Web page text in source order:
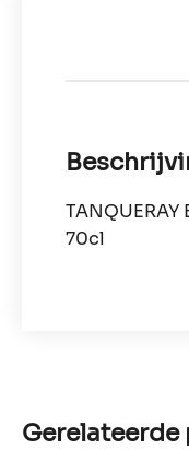
TANQUERAY
70cl